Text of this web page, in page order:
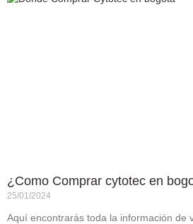
¿Como Comprar cytotec en
25/01/2024
Aquí encontrarás toda la información de